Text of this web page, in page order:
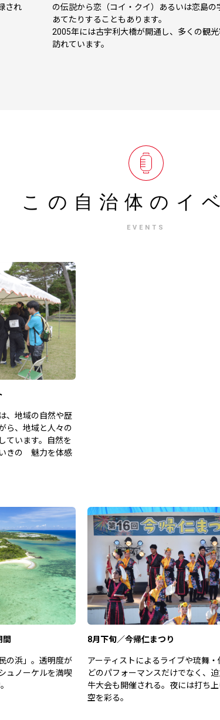
され
の伝説から恋（コイ・クイ）あるいは恋島の
あてたりすることもあります。
2005年には古宇利大橋が開通し、多くの観
訪れています。
この自治体の イ
EVENTS
、地域の自然や歴
ら、地域と人々の
ています。自然を
きの 魅力を体感
間
の浜」。透明度が
ュノーケルを満喫
8月下旬／今帰仁まつり
アーティストによるライブや琉舞・
どのパフォーマンスだけでなく、
牛大会も開催される。夜には打ち
空を彩る。